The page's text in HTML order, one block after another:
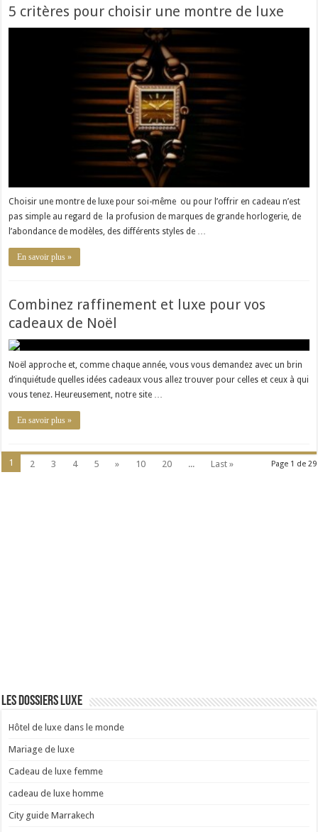
5 critères pour choisir une montre de luxe
Choisir une montre de luxe pour soi-même ou pour l’offrir en cadeau n’est
pas simple au regard de la profusion de marques de grande horlogerie, de
l’abondance de modèles, des différents styles de …
En savoir plus »
Combinez raffinement et luxe pour vos
cadeaux de Noël
Noël approche et, comme chaque année, vous vous demandez avec un brin
d’inquiétude quelles idées cadeaux vous allez trouver pour celles et ceux à qui
vous tenez. Heureusement, notre site …
En savoir plus »
Page 1 de 29
1 2 3 4 5 » 10 20 ... Last »
Les dossiers luxe
Hôtel de luxe dans le monde
Mariage de luxe
Cadeau de luxe femme
cadeau de luxe homme
City guide Marrakech